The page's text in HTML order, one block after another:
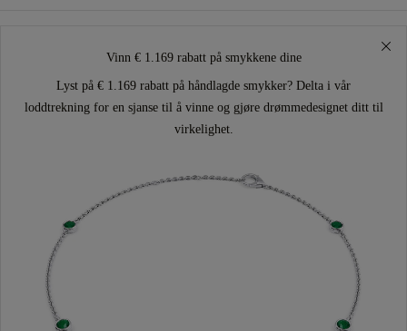
Vinn € 1.169 rabatt på smykkene dine
Lyst på € 1.169 rabatt på håndlagde smykker? Delta i vår
loddtrekning for en sjanse til å vinne og gjøre drømmedesignet ditt til
virkelighet.